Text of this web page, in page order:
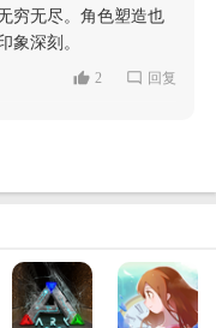
穷无尽。角色塑造也
象深刻。
2 回复